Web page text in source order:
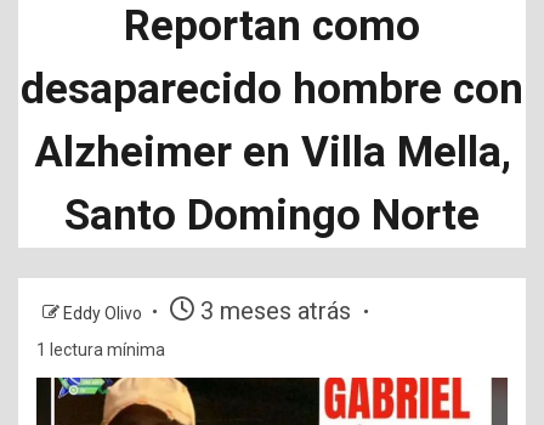
Reportan como
desaparecido hombre con
Alzheimer en Villa Mella,
Santo Domingo Norte
Eddy Olivo 3 meses atrás
1 lectura mínima